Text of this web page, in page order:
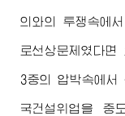
의와의 투쟁속에
로선상문제였다
3중의 압박속에
국건설위업을 중